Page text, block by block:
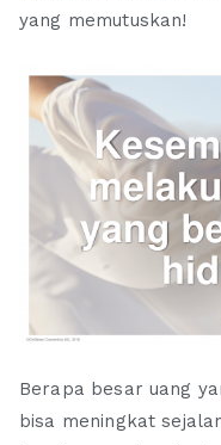
yang memutuskan!
Berapa besar uang
bisa meningkat